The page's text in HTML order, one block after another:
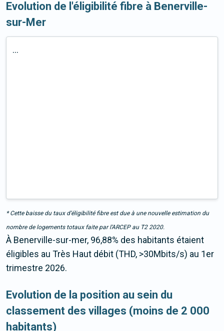
Evolution de l'éligibilité fibre à Benerville-
sur-Mer
...
* Cette baisse du taux d’éligibilité fibre est due à une nouvelle estimation du
nombre de logements totaux faite par l’ARCEP au T2 2020.
À Benerville-sur-mer, 96,88% des habitants étaient
éligibles au Très Haut débit (THD, >30Mbits/s) au 1er
trimestre 2026.
Evolution de la position au sein du
classement des villages (moins de 2 000
habitants)